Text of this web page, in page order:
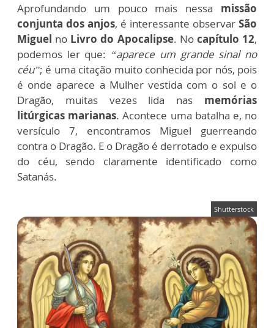
Aprofundando um pouco mais nessa missão
conjunta dos anjos, é interessante observar São
Miguel no Livro do Apocalipse. No capítulo 12,
podemos ler que: “aparece um grande sinal no
céu”; é uma citação muito conhecida por nós, pois
é onde aparece a Mulher vestida com o sol e o
Dragão, muitas vezes lida nas memórias
litúrgicas marianas. Acontece uma batalha e, no
versículo 7, encontramos Miguel guerreando
contra o Dragão. E o Dragão é derrotado e expulso
do céu, sendo claramente identificado como
Satanás.
Shutterstock